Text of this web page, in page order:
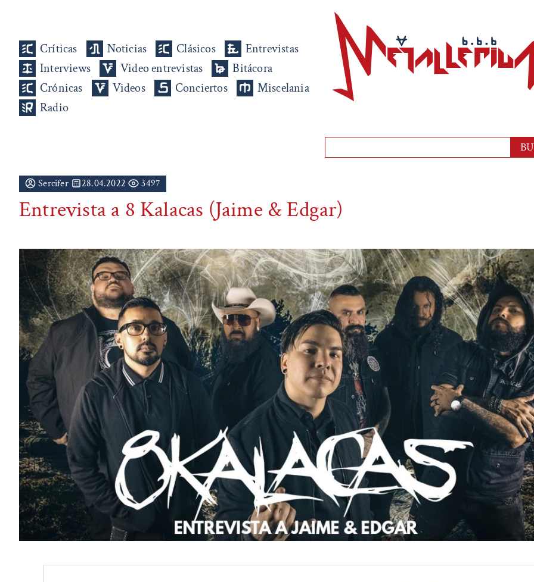
Críticas Noticias Clásicos
Entrevistas
Interviews
Video entrevistas
Bitácora
Crónicas
Videos Conciertos
Miscelania
Radio
Sercifer 28.04.2022 3497
Entrevista a 8 Kalacas (Jaime & Edgar)